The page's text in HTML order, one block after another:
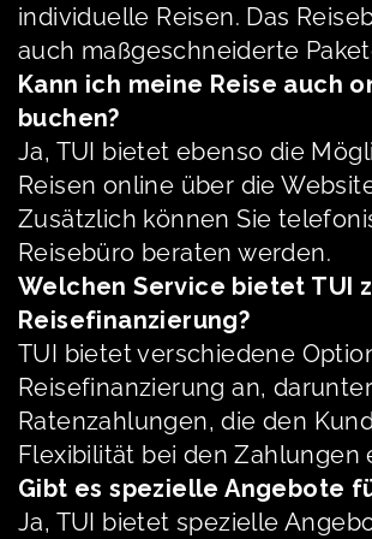
individuelle Reisen. Das
auch maßgeschneiderte
Kann ich meine Reise auch
buchen?
Ja, TUI bietet ebenso die
Reisen online über die
Zusätzlich können Sie
Reisebüro beraten werden.
Welchen Service bietet TUI
Reisefinanzierung?
TUI bietet verschiedene
Reisefinanzierung an, darunter
Ratenzahlungen, die den
Flexibilität bei den Zahlungen
Gibt es spezielle Angebote
Ja, TUI bietet spezielle